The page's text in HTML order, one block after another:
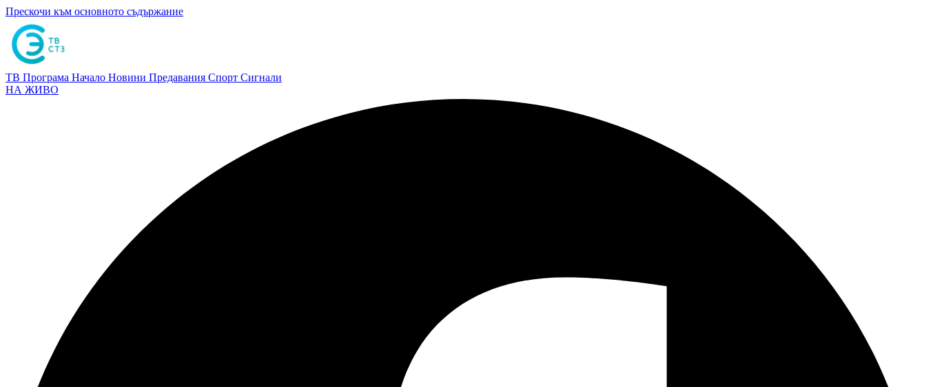
Прескочи към основното съдържание
ТВ Програма Начало Новини Предавания Спорт Сигнали
НА ЖИВО